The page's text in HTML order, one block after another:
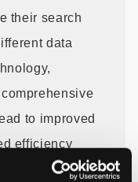
their search
data
to improved
efficiency